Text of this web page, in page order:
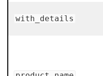
with_details